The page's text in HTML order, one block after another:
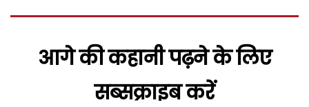
आगे की कहानी पढ़ने के लिए
सब्सक्राइब करें